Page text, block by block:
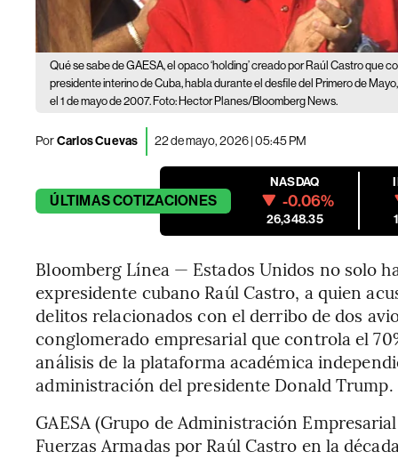
Qué se sabe de GAESA, el opaco ‘holding’ creado por Raúl Castro que
presidente interino de Cuba, habla durante el desfile del Primero de
el 1 de mayo de 2007. Foto: Hector Planes/Bloomberg News.
PorCarlos Cuevas 22 de mayo, 2026 | 05:45 PM
ÚLTIMASCOTIZACIONES
NASDAQ
-0.06%
26,348.35
Bloomberg Línea — Estados Unidos no solo
expresidente cubano Raúl Castro, a quien
delitos relacionados con el derribo de dos
conglomerado empresarial que controla el
análisis de la plataforma académica
administración del presidente Donald Trump.
GAESA (Grupo de Administración
Fuerzas Armadas por Raúl Castro en la